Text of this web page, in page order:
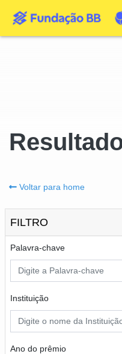
Voltar para home
FILTRO
Palavra-chave
Instituição
Ano do prêmio